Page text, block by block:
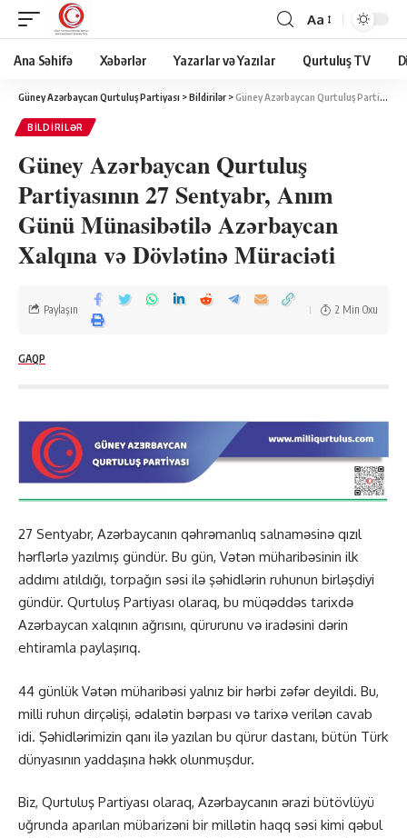
Aa
Ana Səhifə Xəbərlər Yazarlar və Yazılar Qurtuluş TV
Güney Azərbaycan Qurtuluş Partiyası >Bildirilər >Güney Azərbaycan Qurtuluş Partiyasının 27 Sentyabr, Anım Günü Münasibətilə Azərbaycan Xalqına və Dövlətinə Müraciəti
BILDIRILƏR
Güney Azərbaycan Qurtuluş
Partiyasının 27 Sentyabr, Anım
Günü Münasibətilə Azərbaycan
Xalqına və Dövlətinə Müraciəti
GAQP
Paylaşın 2 Min Oxu
27 Sentyabr, Azərbaycanın qəhrəmanlıq salnaməsinə qızıl
hərflərlə yazılmış gündür. Bu gün, Vətən müharibəsinin ilk
addımı atıldığı, torpağın səsi ilə şəhidlərin ruhunun birləşdiyi
gündür. Qurtuluş Partiyası olaraq, bu müqəddəs tarixdə
Azərbaycan xalqının ağrısını, qürurunu və iradəsini dərin
ehtiramla paylaşırıq.
44 günlük Vətən müharibəsi yalnız bir hərbi zəfər deyildi. Bu,
milli ruhun dirçəlişi, ədalətin bərpası və tarixə verilən cavab
idi. Şəhidlərimizin qanı ilə yazılan bu qürur dastanı, bütün Türk
dünyasının yaddaşına həkk olunmuşdur.
Biz, Qurtuluş Partiyası olaraq, Azərbaycanın ərazi bütövlüyü
uğrunda aparılan mübarizəni bir millətin haqq səsi kimi qəbul